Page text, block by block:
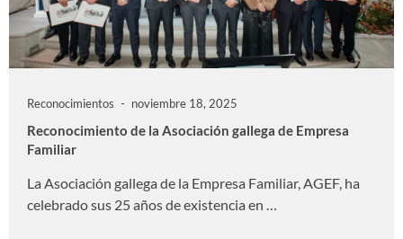
Reconocimientos noviembre 18, 2025
Reconocimiento de la Asociación gallega de Empresa
Familiar
La Asociación gallega de la Empresa Familiar, AGEF, ha
celebrado sus 25 años de existencia en …